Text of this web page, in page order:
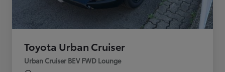
Toyota Urban Cruiser
Urban Cruiser BEV FWD Lounge